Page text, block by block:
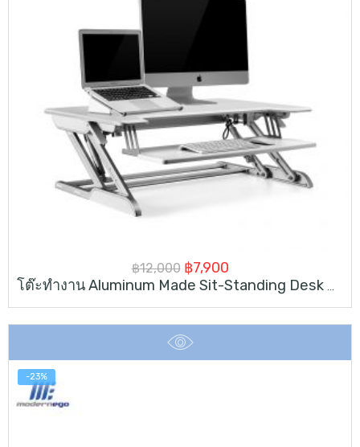
฿12,000 Original
price
฿12,000.
฿7,900Current
price
โต๊ะทำงาน Aluminum Made Sit-Standing Desk Converter
-23%